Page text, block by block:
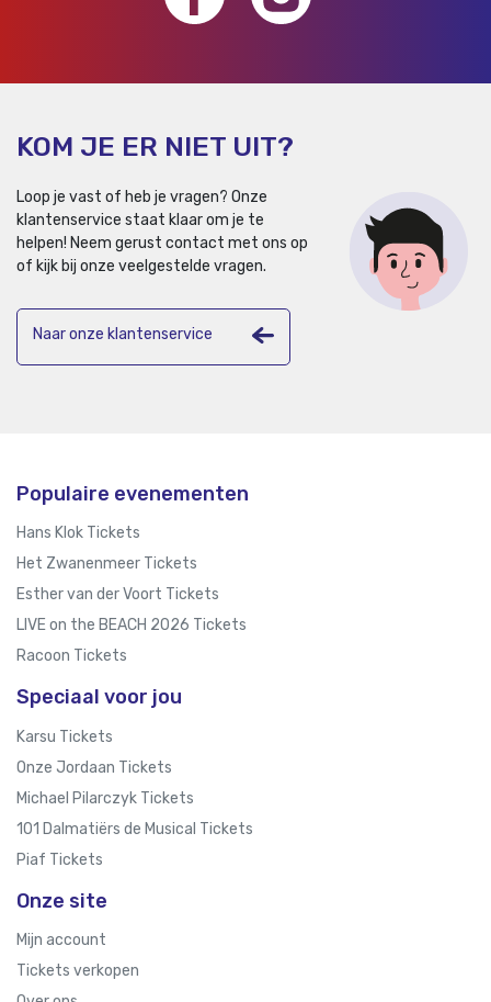
KOM JE ER NIET UIT?
Loop je vast of heb je vragen? Onze
klantenservice staat klaar om je te
helpen! Neem gerust contact met ons op
of kijk bij onze veelgestelde vragen.
Naar onze klantenservice
Populaire evenementen
Hans Klok Tickets
Het Zwanenmeer Tickets
Esther van der Voort Tickets
LIVE on the BEACH 2026 Tickets
Racoon Tickets
Speciaal voor jou
Karsu Tickets
Onze Jordaan Tickets
Michael Pilarczyk Tickets
101 Dalmatiërs de Musical Tickets
Piaf Tickets
Onze site
Mijn account
Tickets verkopen